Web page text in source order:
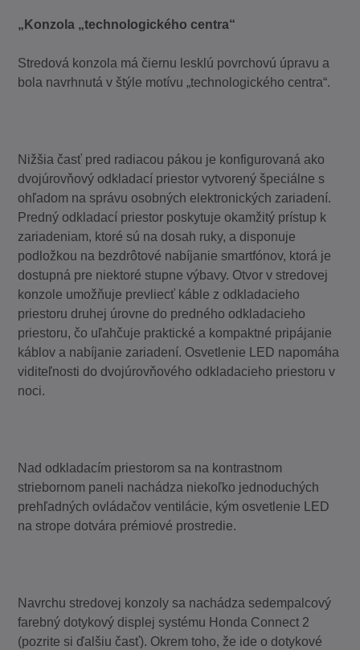
„Konzola „technologického centra“
Stredová konzola má čiernu lesklú povrchovú úpravu a
bola navrhnutá v štýle motívu „technologického centra“.
Nižšia časť pred radiacou pákou je konfigurovaná ako
dvojúrovňový odkladací priestor vytvorený špeciálne s
ohľadom na správu osobných elektronických zariadení.
Predný odkladací priestor poskytuje okamžitý prístup k
zariadeniam, ktoré sú na dosah ruky, a disponuje
podložkou na bezdrôtové nabíjanie smartfónov, ktorá je
dostupná pre niektoré stupne výbavy. Otvor v stredovej
konzole umožňuje prevliecť káble z odkladacieho
priestoru druhej úrovne do predného odkladacieho
priestoru, čo uľahčuje praktické a kompaktné pripájanie
káblov a nabíjanie zariadení. Osvetlenie LED napomáha
viditeľnosti do dvojúrovňového odkladacieho priestoru v
noci.
Nad odkladacím priestorom sa na kontrastnom
striebornom paneli nachádza niekoľko jednoduchých
prehľadných ovládačov ventilácie, kým osvetlenie LED
na strope dotvára prémiové prostredie.
Navrchu stredovej konzoly sa nachádza sedempalcový
farebný dotykový displej systému Honda Connect 2
(pozrite si ďalšiu časť). Okrem toho, že ide o dotykové